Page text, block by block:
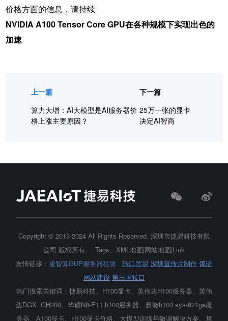
价格方面的信息，请持续
NVIDIA A100 Tensor Core GPU在各种规模下实现出色的
加速
上一篇
算力大增：AI大模型是AI服务器价
格上涨主要原因？
下一篇
25万一张的显卡
决定AI智商
Copyright © 2013-2024 All Rights Reserved. 深圳市捷易科技有限
公司 版权所有. Tags、 XML地图|网站地图|Link
友情链接： 捷智算GUP服务器租赁 转口贸易 深圳宣传片制作 俄语
网站建设 第三国转口
热门搜索关键词：捷易科技、H100显卡、 英伟达H100服务器、英伟
达DGX GH200、华硕N8-E11 h100服务器、超微h100 sys-821ge服
务器、A100显卡、H100显卡价格、大模型训练与微调解决方案、算